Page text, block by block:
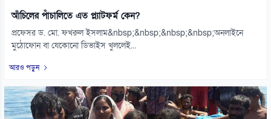
আঁচিলের পাঁচালিতে এত প্ল্যাটফর্ম কেন?
প্রফেসর ড. মো. ফখরুল ইসলাম&nbsp;&nbsp;&nbsp;&nbsp;অনলাইনে
মুঠোফোন বা যেকোনো ডিভাইস খুললেই...
আরও পড়ুন